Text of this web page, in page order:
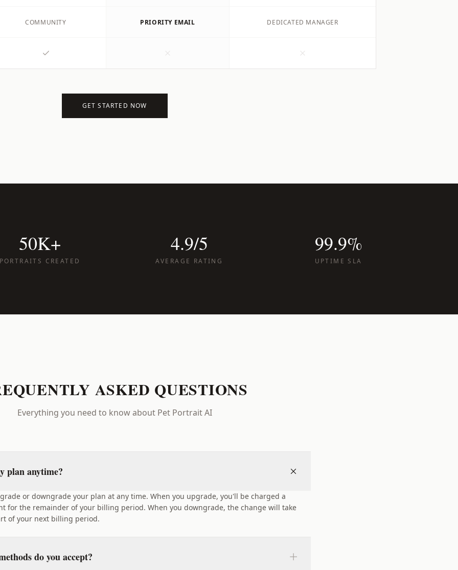
COMMUNITY PRIORITY EMAIL DEDICATED MANAGER
GET STARTED NOW
50K+
PORTRAITS CREATED
4.9/5
AVERAGE RATING
99.9%
UPTIME SLA
ASKED QUESTIONS
Everything you need to know about Pet Portrait AI
plan anytime?
or downgrade your plan at any time. When you upgrade, you'll be charged a
for the remainder of your billing period. When you downgrade, the change will take
of your next billing period.
do you accept?